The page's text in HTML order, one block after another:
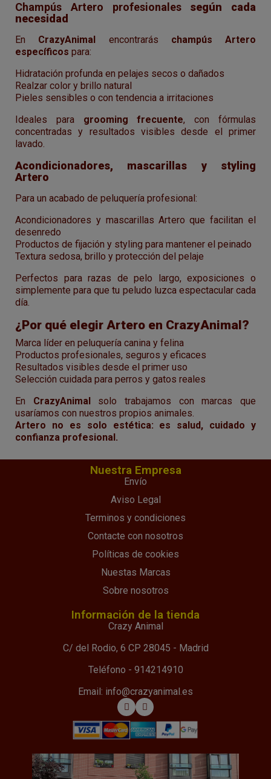
Champús Artero profesionales según cada
necesidad
En CrazyAnimal encontrarás champús Artero
específicos para:
Hidratación profunda en pelajes secos o dañados
Realzar color y brillo natural
Pieles sensibles o con tendencia a irritaciones
Ideales para grooming frecuente, con fórmulas
concentradas y resultados visibles desde el primer
lavado.
Acondicionadores, mascarillas y styling
Artero
Para un acabado de peluquería profesional:
Acondicionadores y mascarillas Artero que facilitan el
desenredo
Productos de fijación y styling para mantener el peinado
Textura sedosa, brillo y protección del pelaje
Perfectos para razas de pelo largo, exposiciones o
simplemente para que tu peludo luzca espectacular cada
día.
¿Por qué elegir Artero en CrazyAnimal?
Marca líder en peluquería canina y felina
Productos profesionales, seguros y eficaces
Resultados visibles desde el primer uso
Selección cuidada para perros y gatos reales
En CrazyAnimal
solo trabajamos con marcas que
usaríamos con nuestros propios animales.
Artero no es solo estética: es salud, cuidado y
confianza profesional.
Nuestra Empresa
Envío
Aviso Legal
Terminos y condiciones
Contacte con nosotros
Políticas de cookies
Nuestas Marcas
Sobre nosotros
Información de la tienda
Crazy Animal
C/ del Rodio, 6 CP 28045 - Madrid
Teléfono - 914214910
Email: info@crazyanimal.es